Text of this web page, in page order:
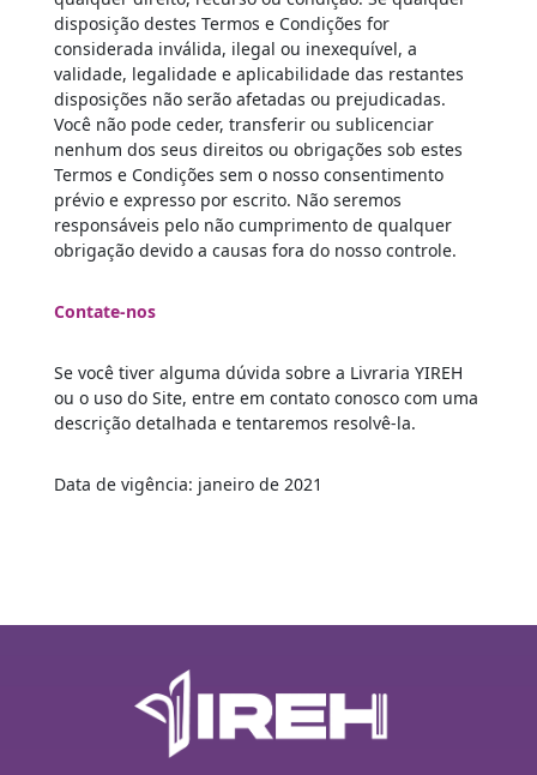
disposição destes Termos e Condições for
considerada inválida, ilegal ou inexequível, a
validade, legalidade e aplicabilidade das restantes
disposições não serão afetadas ou prejudicadas.
Você não pode ceder, transferir ou sublicenciar
nenhum dos seus direitos ou obrigações sob estes
Termos e Condições sem o nosso consentimento
prévio e expresso por escrito. Não seremos
responsáveis ​​pelo não cumprimento de qualquer
obrigação devido a causas fora do nosso controle.
Contate-nos
Se você tiver alguma dúvida sobre a Livraria YIREH
ou o uso do Site, entre em contato conosco com uma
descrição detalhada e tentaremos resolvê-la.
Data de vigência: janeiro de 2021